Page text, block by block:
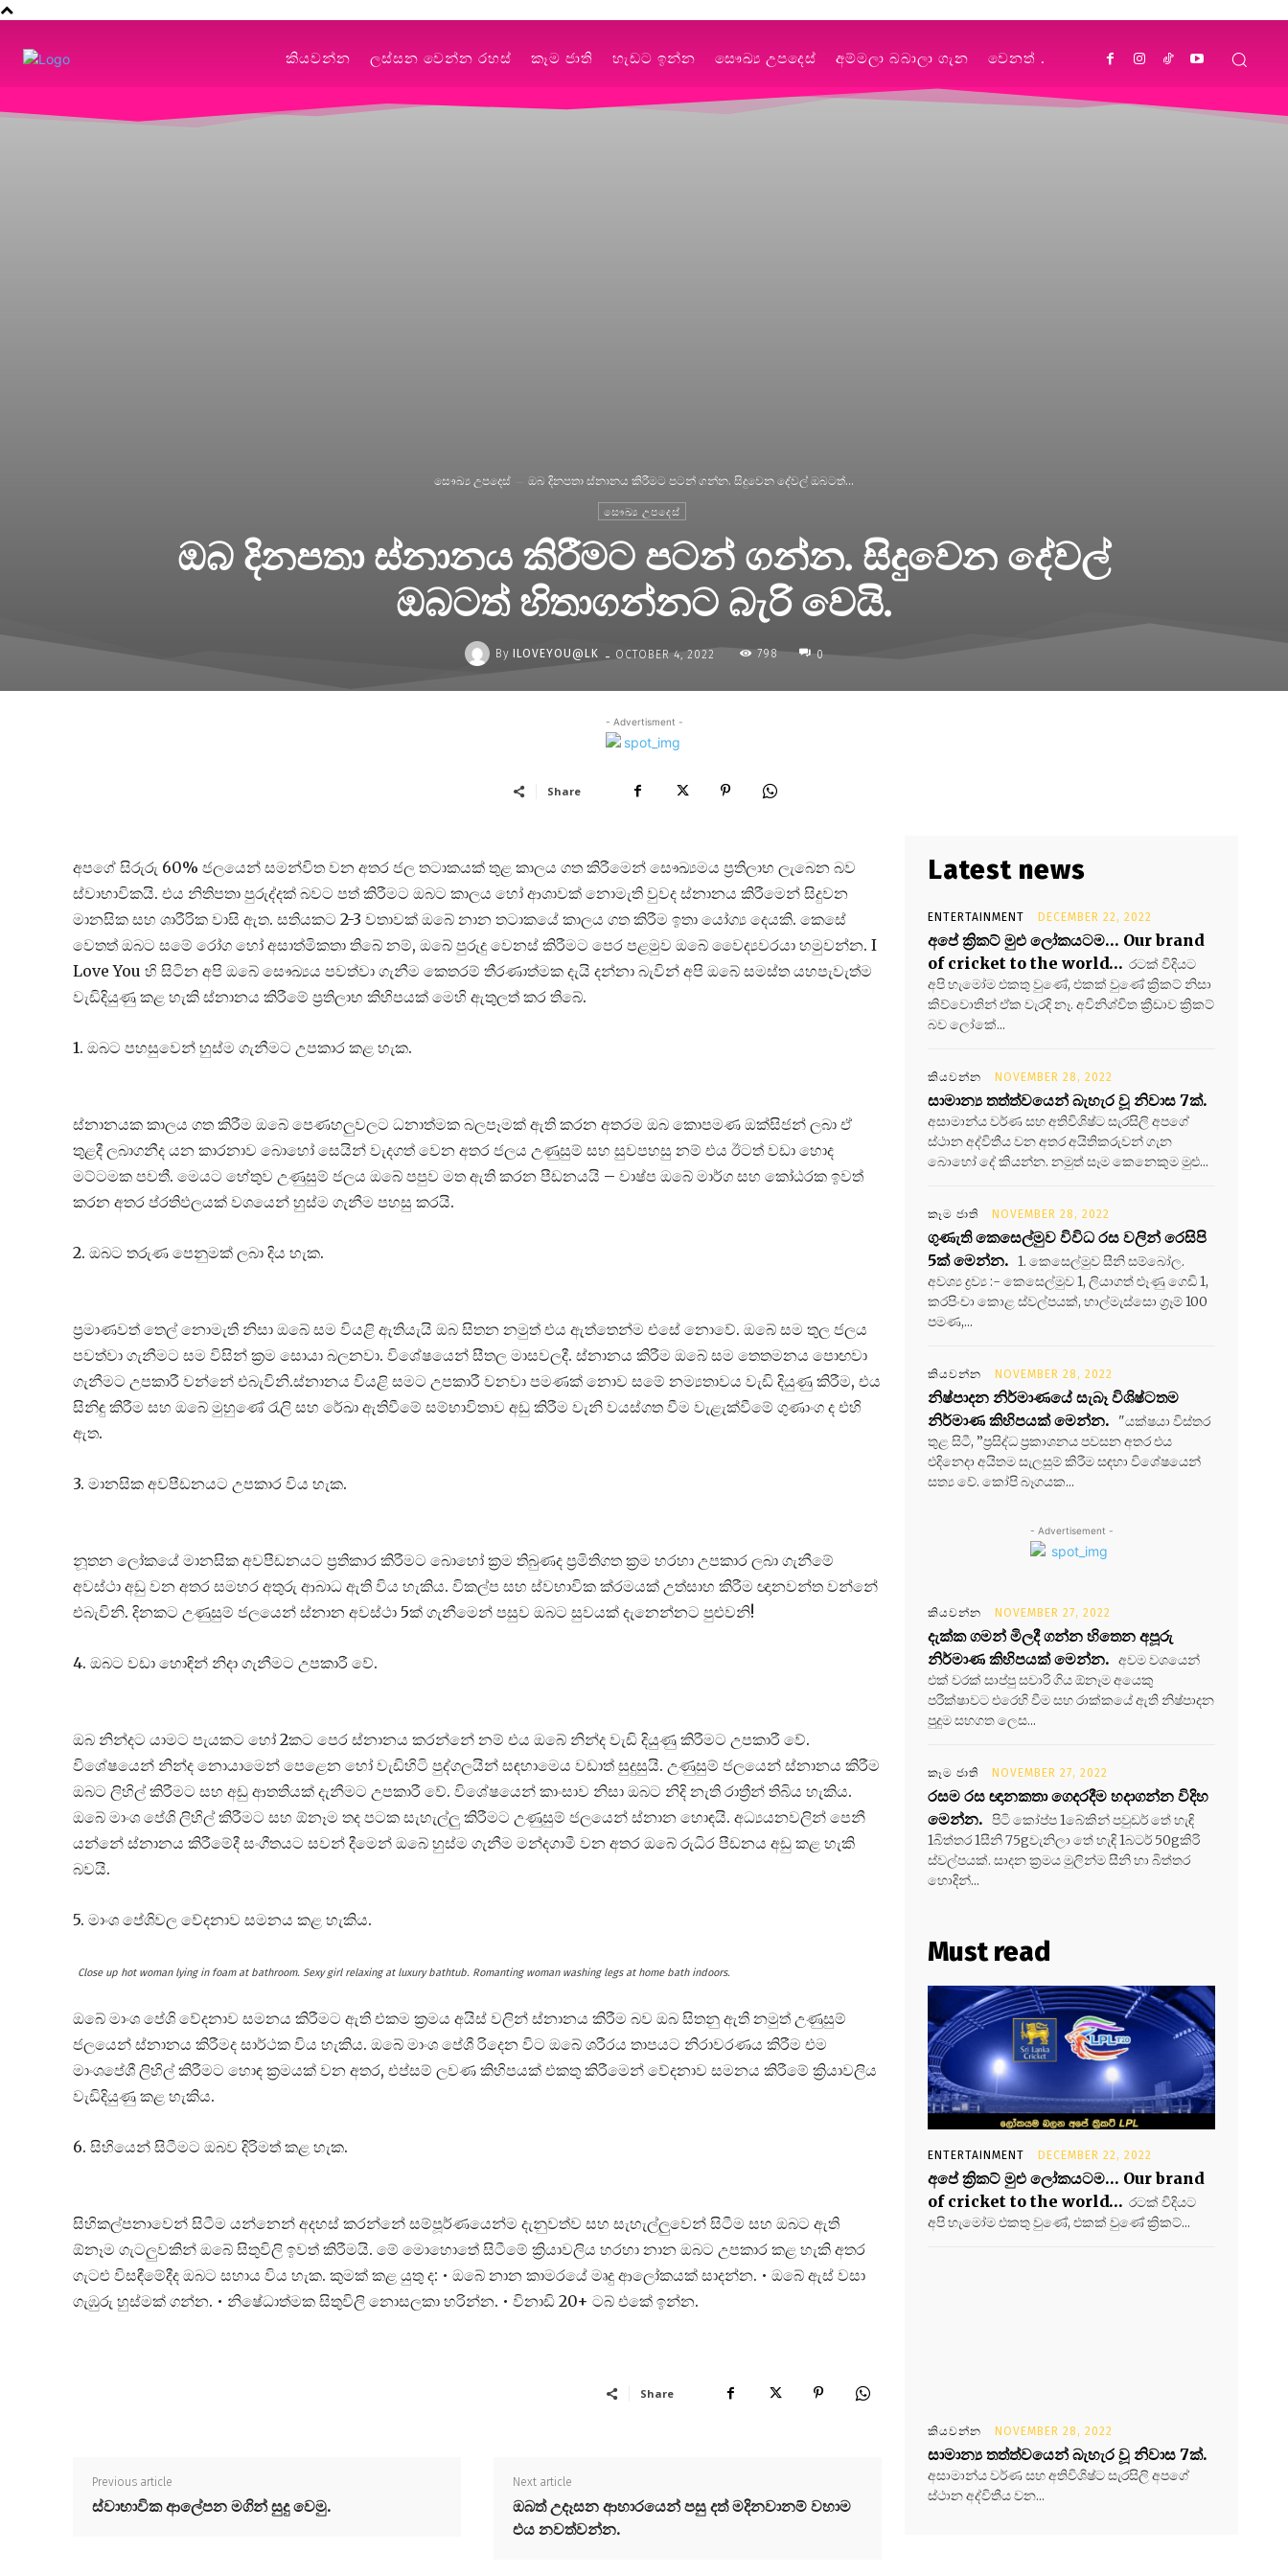
කියවන්න ලස්සන වෙන්න රහස් කෑම ජාති හැඩට ඉන්න සෞඛ්‍ය උපදෙස් අම්මලා බබාලා ගැන වෙනත්
සෞඛ්‍ය උපදෙස් ඔබ දිනපතා ස්නානය කිරීමට පටන් ගන්න. සිදුවෙන දේවල් ඔබටත්...
සෞඛ්‍ය උපදෙස්
ඔබ දිනපතා ස්නානය කිරීමට පටන් ගන්න. සිදුවෙන දේවල්
ඔබටත් හිතාගන්නට බැරි වෙයි.
By ILOVEYOU@LK - OCTOBER 4, 2022 798 0
- Advertisment -
Share
අපගේ සිරුරු 60% ජලයෙන් සමන්විත වන අතර ජල තටාකයක් තුළ කාලය ගත කිරීමෙන් සෞඛ්‍යමය ප්‍රතිලාභ ලැබෙන බව
ස්වාභාවිකයි. එය නිතිපතා පුරුද්දක් බවට පත් කිරීමට ඔබට කාලය හෝ ආශාවක් නොමැති වුවද ස්නානය කිරීමෙන් සිදුවන
මානසික සහ ශාරීරික වාසි ඇත. සතියකට 2-3 වතාවක් ඔබේ නාන තටාකයේ කාලය ගත කිරීම ඉතා යෝග්‍ය දෙයකි. කෙසේ
වෙතත් ඔබට සමේ රෝග හෝ අසාත්මිකතා තිබේ නම්, ඔබේ පුරුදු වෙනස් කිරීමට පෙර පළමුව ඔබේ වෛද්‍යවරයා හමුවන්න. I
Love You හි සිටින අපි ඔබේ සෞඛ්‍යය පවත්වා ගැනීම කෙතරම් තීරණාත්මක දැයි දන්නා බැවින් අපි ඔබේ සමස්ත යහපැවැත්ම
වැඩිදියුණු කළ හැකි ස්නානය කිරීමේ ප්‍රතිලාභ කිහිපයක් මෙහි ඇතුලත් කර තිබේ.
1. ඔබට පහසුවෙන් හුස්ම ගැනීමට උපකාර කළ හැක.
ස්නානයක කාලය ගත කිරීම ඔබේ පෙණහලුවලට ධනාත්මක බලපෑමක් ඇති කරන අතරම ඔබ කොපමණ ඔක්සිජන් ලබා ඒ
තුළදී ලබාගනීද යන කාරනාව බොහෝ සෙයින් වැදගත් වෙන අතර ජලය උණුසුම් සහ සුවපහසු නම් එය ඊටත් වඩා හොද
මට්ටමක පවතී. මෙයට හේතුව උණුසුම් ජලය ඔබේ පපුව මත ඇති කරන පීඩනයයි – වාෂ්ප ඔබේ මාර්ග සහ කෝඨරක ඉවත්
කරන අතර ප්රතිඵලයක් වශයෙන් හුස්ම ගැනීම පහසු කරයි.
2. ඔබට තරුණ පෙනුමක් ලබා දිය හැක.
ප්‍රමාණවත් තෙල් නොමැති නිසා ඔබේ සම වියළි ඇතියැයි ඔබ සිතන නමුත් එය ඇත්තෙන්ම එසේ නොවේ. ඔබේ සම තුල ජලය
පවත්වා ගැනීමට සම විසින් ක්‍රම සොයා බලනවා. විශේෂයෙන් සීතල මාසවලදී. ස්නානය කිරීම ඔබේ සම තෙතමනය පොඟවා
ගැනීමට උපකාරී වන්නේ එබැවිනි.ස්නානය වියළි සමට උපකාරී වනවා පමණක් නොව සමේ නම්‍යතාවය වැඩි දියුණු කිරීම, එය
සිනිඳු කිරීම සහ ඔබේ මුහුණේ රැලි සහ රේඛා ඇතිවීමේ සම්භාවිතාව අඩු කිරීම වැනි වයස්ගත වීම වැළැක්වීමේ ගුණාංග ද එහි
ඇත.
3. මානසික අවපීඩනයට උපකාර විය හැක.
නූතන ලෝකයේ මානසික අවපීඩනයට ප්‍රතිකාර කිරීමට බොහෝ ක්‍රම තිබුණද ප්‍රමිතිගත ක්‍රම හරහා උපකාර ලබා ගැනීමේ
අවස්ථා අඩු වන අතර සමහර අතුරු ආබාධ ඇති විය හැකිය. විකල්ප සහ ස්වභාවික ක්රමයක් උත්සාහ කිරීම ඥානවන්ත වන්නේ
එබැවිනි. දිනකට උණුසුම් ජලයෙන් ස්නාන අවස්ථා 5ක් ගැනීමෙන් පසුව ඔබට සුවයක් දැනෙන්නට පුළුවනි!
4. ඔබට වඩා හොඳින් නිදා ගැනීමට උපකාරී වේ.
ඔබ නින්දට යාමට පැයකට හෝ 2කට පෙර ස්නානය කරන්නේ නම් එය ඔබේ නින්ද වැඩි දියුණු කිරීමට උපකාරී වේ.
විශේෂයෙන් නින්ද නොයාමෙන් පෙළෙන හෝ වැඩිහිටි පුද්ගලයින් සඳහාමෙය වඩාත් සුදුසුයි. උණුසුම් ජලයෙන් ස්නානය කිරීම
ඔබට ලිහිල් කිරීමට සහ අඩු ආතතියක් දැනීමට උපකාරී වේ. විශේෂයෙන් කාංසාව නිසා ඔබට නිදි නැති රාත්‍රීන් තිබිය හැකිය.
ඔබේ මාංශ පේශි ලිහිල් කිරීමට සහ ඕනෑම තද පටක සැහැල්ලු කිරීමට උණුසුම් ජලයෙන් ස්නාන හොඳයි. අධ්‍යයනවලින් පෙනී
යන්නේ ස්නානය කිරීමේදී සංගීතයට සවන් දීමෙන් ඔබේ හුස්ම ගැනීම මන්දගාමී වන අතර ඔබේ රුධිර පීඩනය අඩු කළ හැකි
බවයි.
5. මාංශ පේශිවල වේදනාව සමනය කළ හැකිය.
Close up hot woman lying in foam at bathroom. Sexy girl relaxing at luxury bathtub. Romanting woman washing legs at home bath indoors.
ඔබේ මාංශ පේශි වේදනාව සමනය කිරීමට ඇති එකම ක්‍රමය අයිස් වලින් ස්නානය කිරීම බව ඔබ සිතනු ඇති නමුත් උණුසුම්
ජලයෙන් ස්නානය කිරීමද සාර්ථක විය හැකිය. ඔබේ මාංශ පේශී රිදෙන විට ඔබේ ශරීරය තාපයට නිරාවරණය කිරීම එම
මාංශපේශී ලිහිල් කිරීමට හොඳ ක්‍රමයක් වන අතර, එප්සම් ලවණ කිහිපයක් එකතු කිරීමෙන් වේදනාව සමනය කිරීමේ ක්‍රියාවලිය
වැඩිදියුණු කළ හැකිය.
6. සිහියෙන් සිටීමට ඔබව දිරිමත් කළ හැක.
සිහිකල්පනාවෙන් සිටීම යන්නෙන් අදහස් කරන්නේ සම්පූර්ණයෙන්ම දැනුවත්ව සහ සැහැල්ලුවෙන් සිටීම සහ ඔබට ඇති
ඕනෑම ගැටලුවකින් ඔබේ සිතුවිලි ඉවත් කිරීමයි. මේ මොහොතේ සිටීමේ ක්‍රියාවලිය හරහා නාන ඔබට උපකාර කළ හැකි අතර
ගැටළු විසඳීමේදීද ඔබට සහාය විය හැක. කුමක් කළ යුතු ද: • ඔබේ නාන කාමරයේ මෘදු ආලෝකයක් සාදන්න. • ඔබේ ඇස් වසා
ගැඹුරු හුස්මක් ගන්න. • නිෂේධාත්මක සිතුවිලි නොසලකා හරින්න. • විනාඩි 20+ ටබ් එකේ ඉන්න.
Share
Previous article
ස්වාභාවික ආලේපන මගින් සුදු වෙමු.
Next article
ඔබත් උදෑසන ආහාරයෙන් පසු දත් මදිනවානම් වහාම
එය නවත්වන්න.
Latest news
ENTERTAINMENT DECEMBER 22, 2022
අපේ ක්‍රිකට් මුළු ලෝකයටම… Our brand
of cricket to the world… රටක් විදියට
අපි හැමෝම එකතු වුණේ, එකක් වුණේ ක්‍රිකට් නිසා
කිව්වොතින් ඒක වැරදි නෑ. අවිනිශ්චිත ක්‍රීඩාව ක්‍රිකට්
බව ලෝකේ...
කියවන්න NOVEMBER 28, 2022
සාමාන්‍ය තත්ත්වයෙන් බැහැර වූ නිවාස 7ක්.
අසාමාන්ය වර්ණ සහ අතිවිශිෂ්ට සැරසිලි අපගේ
ස්ථාන අද්විතීය වන අතර අයිතිකරුවන් ගැන
බොහෝ දේ කියන්න. නමුත් සෑම කෙනෙකුම මුළු...
කෑම ජාති NOVEMBER 28, 2022
ගුණැති කෙසෙල්මුව විවිධ රස වලින් රෙසිපි
5ක් මෙන්න. 1. කෙසෙල්මුව සීනි සම්බෝල.
අවශ්‍ය ද්‍රව්‍ය :- කෙසෙල්මුව 1, ලියාගත් ළූණු ගෙඩි 1,
කරපිංචා කොළ ස්වල්පයක්, හාල්මැස්සො ග්‍රෑම් 100
පමණ,...
කියවන්න NOVEMBER 28, 2022
නිෂ්පාදන නිර්මාණයේ සැබෑ විශිෂ්ටතම
නිර්මාණ කිහිපයක් මෙන්න.
"යක්ෂයා විස්තර
තුළ සිටී, ”ප්‍රසිද්ධ ප්‍රකාශනය පවසන අතර එය
එදිනෙදා අයිතම සැලසුම් කිරීම සඳහා විශේෂයෙන්
සත්‍ය වේ. කෝපි බෑගයක...
- Advertisement -
කියවන්න NOVEMBER 27, 2022
දැක්ක ගමන් මිලදී ගන්න හිතෙන අපූරු
නිර්මාණ කිහිපයක් මෙන්න. අවම වශයෙන්
එක් වරක් සාප්පු සවාරි ගිය ඕනෑම අයෙකු
පරීක්ෂාවට එරෙහි වීම සහ රාක්කයේ ඇති නිෂ්පාදන
පුදුම සහගත ලෙස...
කෑම ජාති NOVEMBER 27, 2022
රසම රස ඥානකතා ගෙදරදීම හදාගන්න විදිහ
මෙන්න. පිටි කෝප්ප 1බේකින් පවුඩර් තේ හැඳි
1බිත්තර 1සීනි 75gවැනිලා තේ හැඳි 1බටර් 50gකිරි
ස්වල්පයක්. සාදන ක්‍රමය මුලින්ම සීනි හා බිත්තර
හොදින්...
Must read
ENTERTAINMENT DECEMBER 22, 2022
අපේ ක්‍රිකට් මුළු ලෝකයටම… Our brand
of cricket to the world… රටක් විදියට
අපි හැමෝම එකතු වුණේ, එකක් වුණේ ක්‍රිකට්...
කියවන්න NOVEMBER 28, 2022
සාමාන්‍ය තත්ත්වයෙන් බැහැර වූ නිවාස 7ක්.
අසාමාන්ය වර්ණ සහ අතිවිශිෂ්ට සැරසිලි අපගේ
ස්ථාන අද්විතීය වන...